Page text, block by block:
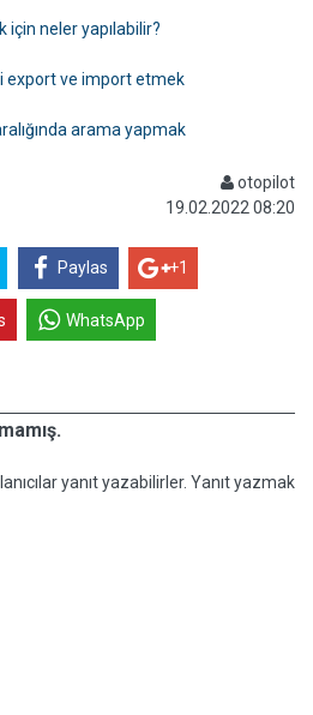
için neler yapılabilir?
export ve import etmek
arama yapmak
otopilot
19.02.2022 08:20
Paylas +1
WhatsApp
yanıt yazabilirler. Yanıt yazmak